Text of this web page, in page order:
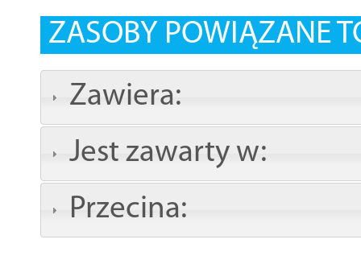
ZASOBY POWIĄZANE
Zawiera:
Jest zawarty w:
Przecina: